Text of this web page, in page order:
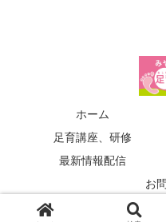
ホーム
足育講座、研修
最新情報配信
お
© 2015 み